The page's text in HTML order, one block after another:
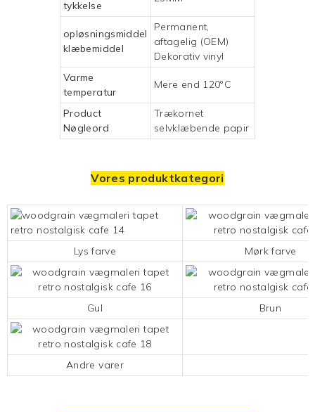
tykkelse
opløsningsmiddel
klæbemiddel
Permanent,
aftagelig (OEM)
Dekorativ vinyl
Varme
temperatur
Mere end 120°C
Product
Nøgleord
Trækornet
selvklæbende papir
Vores produktkategori
Lys farve Mørk farve
Gul Brun
Andre varer